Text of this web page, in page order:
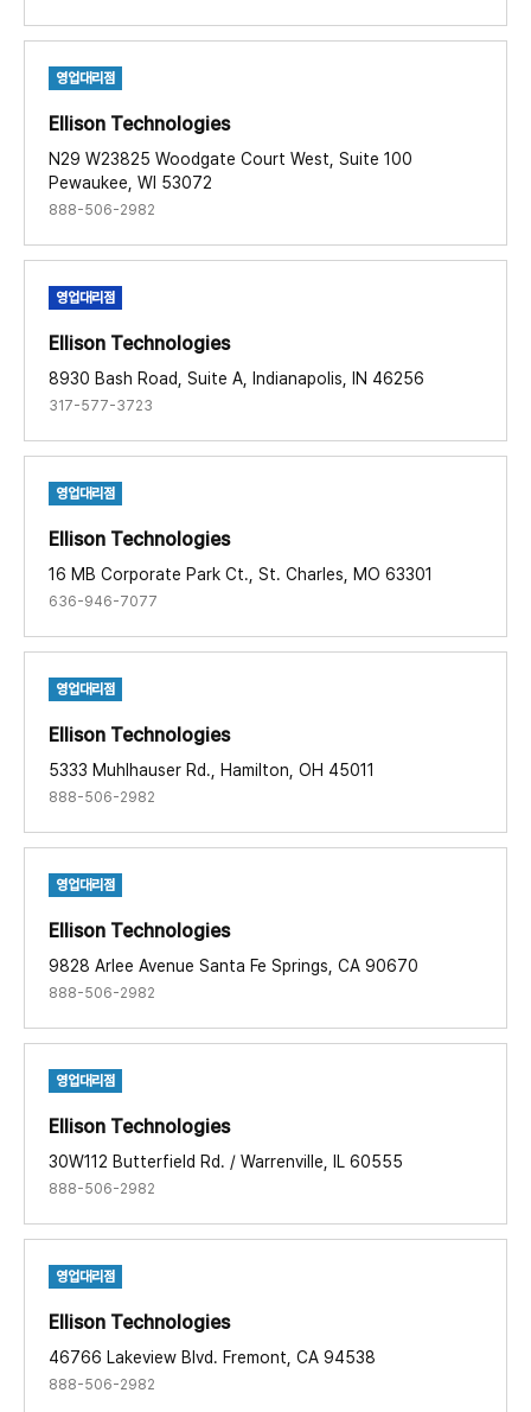
영업대리점
Ellison Technologies​
N29 W23825 Woodgate Court West, Suite 100
Pewaukee, WI 53072
888-506-2982
영업대리점
Ellison Technologies ​
8930 Bash Road, Suite A, Indianapolis, IN 46256
317-577-3723
영업대리점
Ellison Technologies ​
16 MB Corporate Park Ct., St. Charles, MO 63301
636-946-7077
영업대리점
Ellison Technologies ​
5333 Muhlhauser Rd., Hamilton, OH 45011
888-506-2982
영업대리점
Ellison Technologies ​
9828 Arlee Avenue Santa Fe Springs, CA 90670
888-506-2982
영업대리점
Ellison Technologies ​
30W112 Butterfield Rd. / Warrenville, IL 60555
888-506-2982
영업대리점
Ellison Technologies ​
46766 Lakeview Blvd. Fremont, CA 94538
888-506-2982